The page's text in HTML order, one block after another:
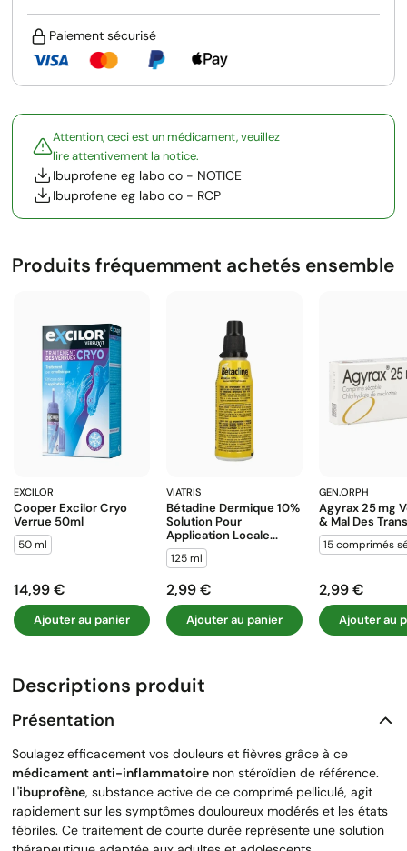
Paiement sécurisé
Attention, ceci est un médicament, veuillez
lire attentivement la notice.
Ibuprofene eg labo co - NOTICE
Ibuprofene eg labo co - RCP
Produits fréquemment achetés ensemble
EXCILOR
Cooper Excilor Cryo
Verrue 50ml
50 ml
Prix
14,99 €
Ajouter au panier
VIATRIS
Bétadine Dermique 10%
Solution Pour
Application Locale...
125 ml
Prix
2,99 €
Ajouter au panier
GEN.ORPH
Agyrax 25 Mg
& Mal Des
15 comprimés
Prix
2,99 €
Ajouter au
Descriptions produit
Présentation
Soulagez efficacement vos douleurs et fièvres grâce à ce
médicament anti-inflammatoire non stéroïdien de référence.
L'ibuprofène, substance active de ce comprimé pelliculé, agit
rapidement sur les symptômes douloureux modérés et les états
fébriles. Ce traitement de courte durée représente une solution